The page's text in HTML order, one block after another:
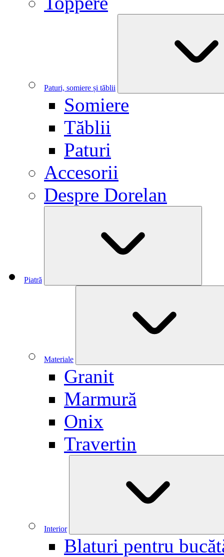
Paturi, somiere și tăblii
Somiere
Tăblii
Paturi
Accesorii
Despre Dorelan
Piatră
Materiale
Granit
Marmură
Onix
Travertin
Interior
Blaturi pentru